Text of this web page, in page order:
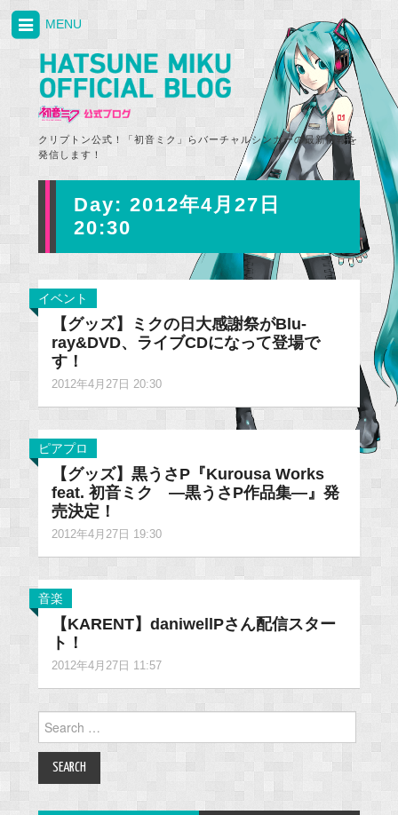
クリプトン公式！「初音ミク」らバーチャルシンガーの最新情報を
発信します！
MENU
Day: 2012年4月27日
20:30
イベント
【グッズ】ミクの日大感謝祭がBlu-
ray&DVD、ライブCDになって登場で
す！
2012年4月27日 20:30
ピアプロ
【グッズ】黒うさP『Kurousa Works
feat. 初音ミク ―黒うさP作品集―』発
売決定！
2012年4月27日 19:30
音楽
【KARENT】daniwellPさん配信スター
ト！
2012年4月27日 11:57
Search
for: